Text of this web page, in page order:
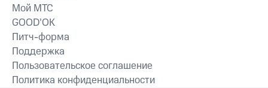
Мой МТС
GOOD’OK
Питч-форма
Поддержка
Пользовательское соглашение
Политика конфиденциальности